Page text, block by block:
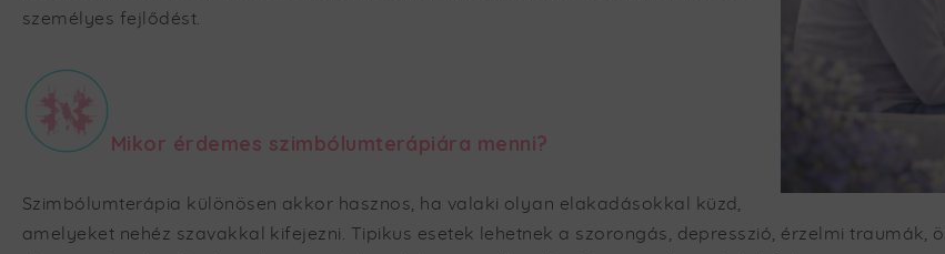
személyes fejlődést.
Mikor érdemes szimbólumterápiára menni?
Szimbólumterápia különösen akkor hasznos, ha valaki olyan elakadásokkal küzd,
amelyeket nehéz szavakkal kifejezni. Tipikus esetek lehetnek a szorongás, depresszió, érzelmi